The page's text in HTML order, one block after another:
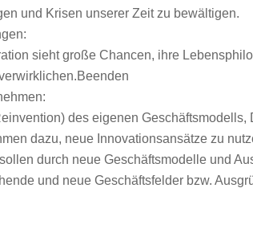
und Krisen unserer Zeit zu bewältigen.
sieht große Chancen, ihre
des eigenen
dazu, neue Innovationsansätze zu
durch neue Geschäftsmodelle und
und neue Geschäftsfelder bzw.